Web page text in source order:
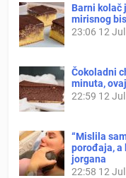
Barni kolač
mirisnog
23:06 12
Čokoladni
minuta,
22:59 12
“Mislila
porođaja, a
jorgana
22:58 12